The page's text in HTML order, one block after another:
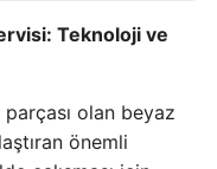
Teknoloji ve
olan beyaz
önemli